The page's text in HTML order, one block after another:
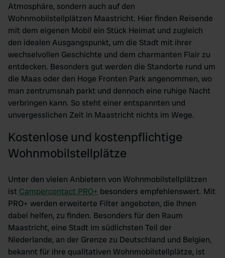
Atmosphäre, sondern auch auf den
Wohnmobilstellplätzen Maastricht. Hier finden Reisende
mit dem eigenen Mobil ein Stück Heimat und zugleich
den idealen Ausgangspunkt, um die Stadt mit ihrer
wechselvollen Geschichte und dem charmanten Flair zu
entdecken. Besonders gut werden die Standorte rund um
die Maas oder den Hoge Fronten Park angenommen, wo
man zentrumsnah parkt und dennoch eine ruhige Nacht
verbringen kann. So steht einer entspannten und
unvergesslichen Zeit in Maastricht nichts im Wege.
Kostenlose und kostenpflichtige
Wohnmobilstellplätze
Unter den vielen Anbietern von Wohnmobilstellplätzen
ist Campercontact PRO+ besonders empfehlenswert. Mit
PRO+ werden erweiterte Filter angeboten, die Ihnen
dabei helfen, zu finden. Besonders für den Raum
Maastricht, eine Stadt im südlichsten Teil der
Niederlande, an der Grenze zu Deutschland und Belgien,
bekannt für ihre qualitativen Wohnmobilstellplätze, ist